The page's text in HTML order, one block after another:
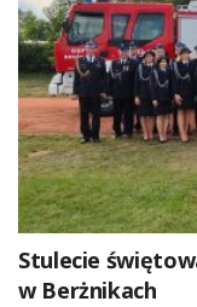
Stulecie
w Berżnikach